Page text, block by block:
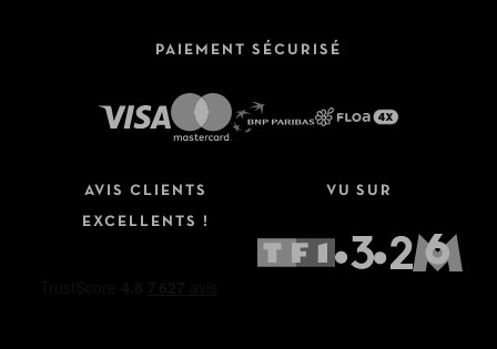
PAIEMENT SÉCURISÉ
AVIS CLIENTS
EXCELLENTS !
VU SUR